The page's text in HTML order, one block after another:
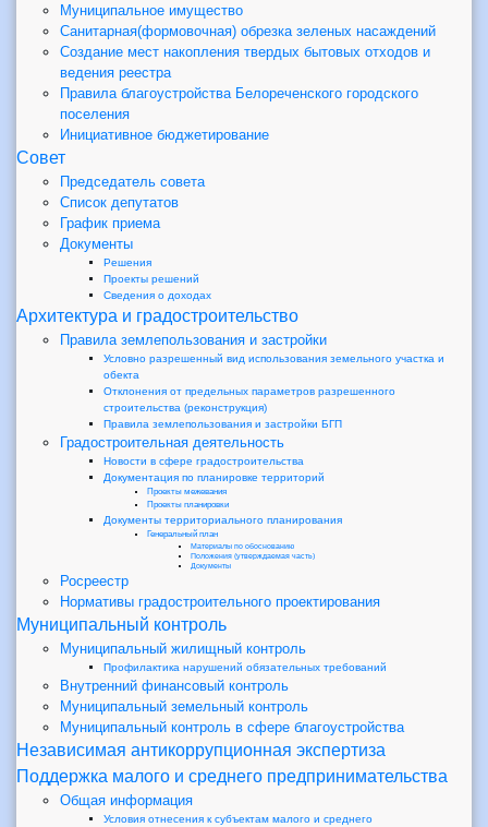
Муниципальное имущество
Санитарная(формовочная) обрезка зеленых насаждений
Создание мест накопления твердых бытовых отходов и
ведения реестра
Правила благоустройства Белореченского городского
поселения
Инициативное бюджетирование
Совет
Председатель совета
Список депутатов
График приема
Документы
Решения
Проекты решений
Сведения о доходах
Архитектура и градостроительство
Правила землепользования и застройки
Условно разрешенный вид использования земельного участка и
обекта
Отклонения от предельных параметров разрешенного
строительства (реконструкция)
Правила землепользования и застройки БГП
Градостроительная деятельность
Новости в сфере градостроительства
Документация по планировке территорий
Проекты межевания
Проекты планировки
Документы территориального планирования
Генеральный план
Материалы по обоснованию
Положения (утверждаемая часть)
Документы
Росреестр
Нормативы градостроительного проектирования
Муниципальный контроль
Муниципальный жилищный контроль
Профилактика нарушений обязательных требований
Внутренний финансовый контроль
Муниципальный земельный контроль
Муниципальный контроль в сфере благоустройства
Независимая антикоррупционная экспертиза
Поддержка малого и среднего предпринимательства
Общая информация
Условия отнесения к субъектам малого и среднего